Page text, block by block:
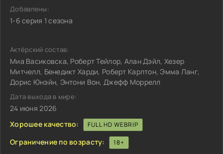
Добавлены:
1-6 серия 1 сезона
Актёрский состав:
Миа Васиковска, Роберт Тейлор, Алан Дэйл, Хезер
Митчелл, Бенедикт Харди, Роберт Карлтон, Эмма Ланг,
Дорис Юнэйн, Энтони Вон, Джефф Моррелл
Дата выхода в мире:
24 июня 2026
Хорошее качество:
FULL HD WEBRIP
Ограничение по возрасту: 18+